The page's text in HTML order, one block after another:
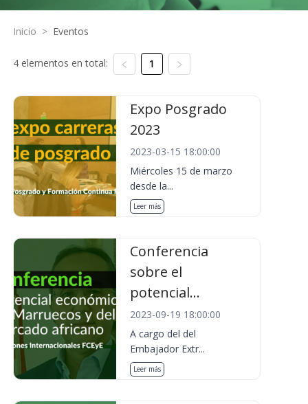
Inicio > Eventos
4 elementos en total: 1
Expo Posgrado
2023
2023-03-15 18:00:00
Miércoles 15 de marzo
desde la...
Leer más
Conferencia
sobre el
potencial...
2023-09-19 18:00:00
A cargo del del
Embajador Extr...
Leer más